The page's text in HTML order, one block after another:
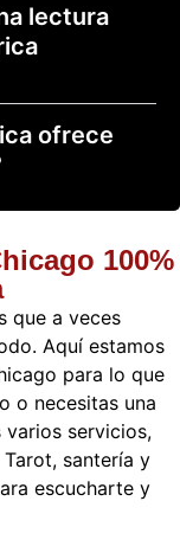
lectura
ofrece
limpia
realizan
para
100%
que a veces
Aquí estamos
para lo que
o necesitas una
varios servicios,
santería y
escucharte y